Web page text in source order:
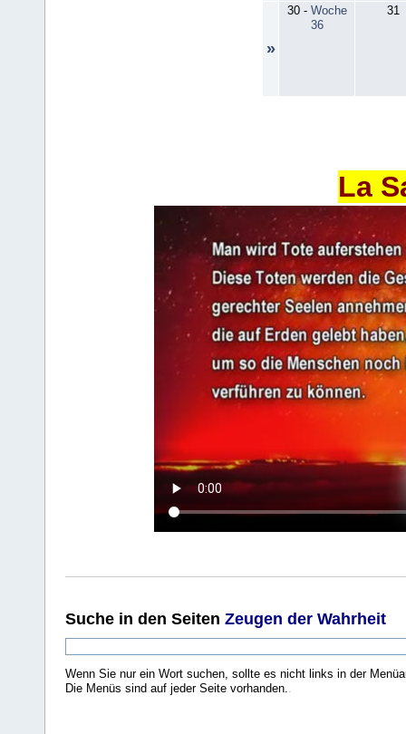
»
30- Woche
36
31
La
Suche in den Seiten Zeugen der Wahrheit
Wenn Sie nur ein Wort suchen, sollte es nicht links in der
Die Menüs sind auf jeder Seite vorhanden.